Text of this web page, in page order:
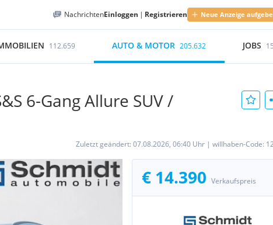
NachrichtenEinloggen | Registrieren Neue Anzeige
112.659 AUTO & MOTOR 205.632 JOBS
6-Gang Allure SUV /
Zuletzt geändert: 07.08.2026, 06:40 Uhr | willhaben-Code:
€ 14.390 Verkaufspreis